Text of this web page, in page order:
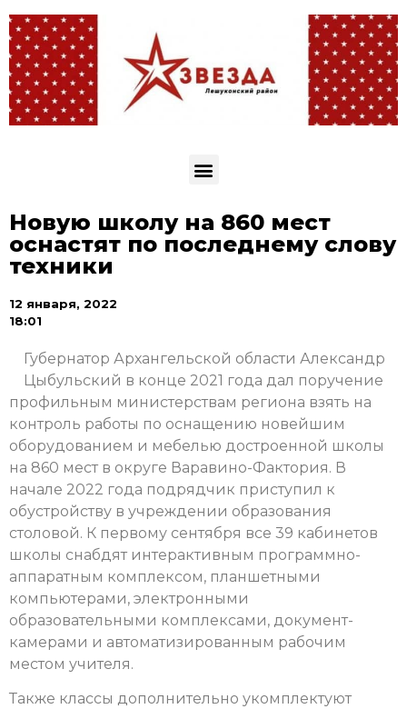
Новую школу на 860 мест
оснастят по последнему слову
техники
12 января, 2022
18:01
Губернатор Архангельской области Александр
Цыбульский в конце 2021 года дал поручение
профильным министерствам региона взять на
контроль работы по оснащению новейшим
оборудованием и мебелью достроенной школы
на 860 мест в округе Варавино-Фактория. В
начале 2022 года подрядчик приступил к
обустройству в учреждении образования
столовой. К первому сентября все 39 кабинетов
школы снабдят интерактивным программно-
аппаратным комплексом, планшетными
компьютерами, электронными
образовательными комплексами, документ-
камерами и автоматизированным рабочим
местом учителя.
Также классы дополнительно укомплектуют